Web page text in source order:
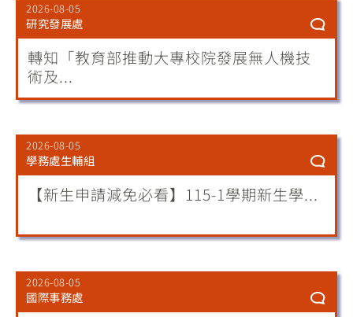
2026-08-05
研究發展處
轉知「教育部推動大專校院發展無人機技
術及...
2026-08-05
學務處生輔組
【新生申請減免必看】115-1學期新生學...
2026-08-05
國際事務處